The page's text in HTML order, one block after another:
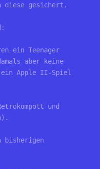
diese gesichert.
ein Teenager
aber keine
Apple II-Spiel
und
bisherigen